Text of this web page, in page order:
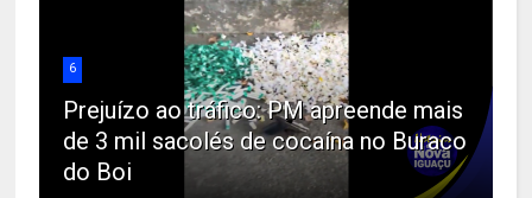
6
Prejuízo ao tráfico: PM apreende mais
de 3 mil sacolés de cocaína no Buraco
do Boi